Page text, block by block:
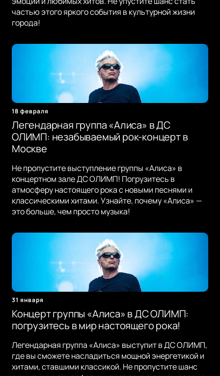
частью этого яркого события в культурной жизни
города!
18 февраля
Легендарная группа «Алиса» в ДС
ОЛИМП: незабываемый рок-концерт в
Москве
Не пропустите выступление группы «Алиса» в
концертном зале ДС ОЛИМП! Погрузитесь в
атмосферу настоящего рока с новыми песнями и
классическими хитами. Узнайте, почему «Алиса» —
это больше, чем просто музыка!
31 января
Концерт группы «Алиса» в ДС ОЛИМП:
погрузитесь в мир настоящего рока!
Легендарная группа «Алиса» выступит в ДС ОЛИМП,
где вы сможете насладиться мощной энергетикой и
хитами, ставшими классикой. Не пропустите шанс